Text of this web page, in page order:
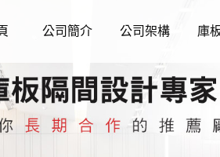
公司簡介 公司架構 庫